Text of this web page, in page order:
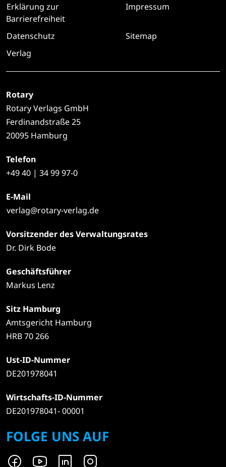
Erklärung zur
Barrierefreiheit
Impressum
Datenschutz
Sitemap
Verlag
Rotary
Rotary Verlags GmbH
Ferdinandstraße 25
20095 Hamburg
Telefon
+4940 | 34 99 97-0
E-Mail
verlag@rotary-verlag.de
Vorsitzender des Verwaltungsrates
Dr. Dirk Bode
Geschäftsführer
Markus Lenz
Sitz Hamburg
Amtsgericht Hamburg
HRB 70 266
Ust-ID-Nummer
DE201978041
Wirtschafts-ID-Nummer
DE201978041- 00001
FOLGE UNS AUF